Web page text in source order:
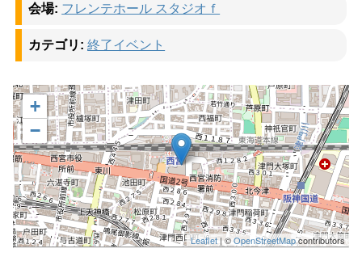
会場: フレンテホール スタジオｆ
カテゴリ: 終了イベント
+
−
Leaflet| ©OpenStreetMapcontributors